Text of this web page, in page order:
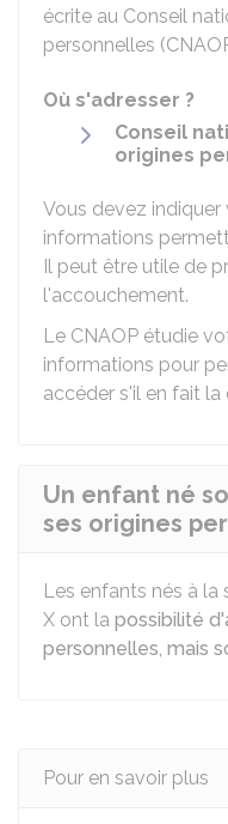
écrite au Conseil
personnelles
Où s'adresser ?
Conseil
origines
Vous devez
informations
Il peut être utile de
l'accouchement.
Le CNAOP étudie
informations pour
accéder s'il en fait la
Un enfant né
ses origines
Les enfants nés à
X ont la possibilité
personnelles, mais
Pour en savoir plus